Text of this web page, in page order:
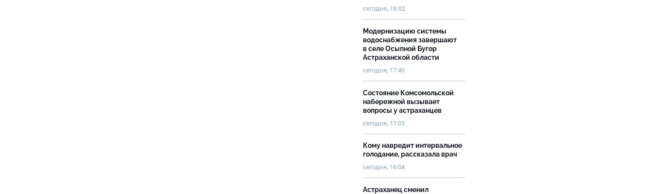
сегодня, 18:02
Модернизацию системы
водоснабжения завершают
в селе Осыпной Бугор
Астраханской области
сегодня, 17:40
Состояние Комсомольской
набережной вызывает
вопросы у астраханцев
сегодня, 17:03
Кому навредит интервальное
голодание, рассказала врач
сегодня, 16:04
Астраханец сменил